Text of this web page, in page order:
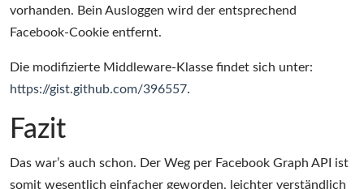
vorhanden. Bein Ausloggen wird der entsprechend
Facebook-Cookie entfernt.
Die modifizierte Middleware-Klasse findet sich unter:
https://gist.github.com/396557.
Fazit
Das war’s auch schon. Der Weg per Facebook Graph API ist
somit wesentlich einfacher geworden, leichter verständlich